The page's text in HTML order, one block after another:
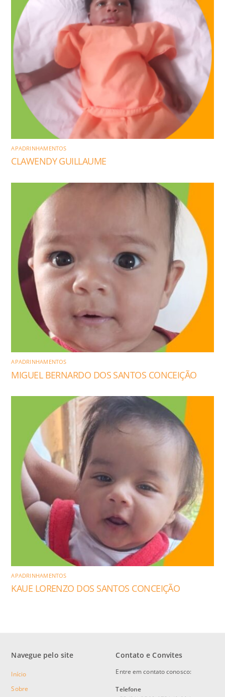
APADRINHAMENTOS
CLAWENDY GUILLAUME
APADRINHAMENTOS
MIGUEL BERNARDO DOS SANTOS CONCEIÇÃO
APADRINHAMENTOS
KAUE LORENZO DOS SANTOS CONCEIÇÃO
Navegue pelo site
Início
Sobre
Contato e Convites
Entre em contato conosco:
Telefone